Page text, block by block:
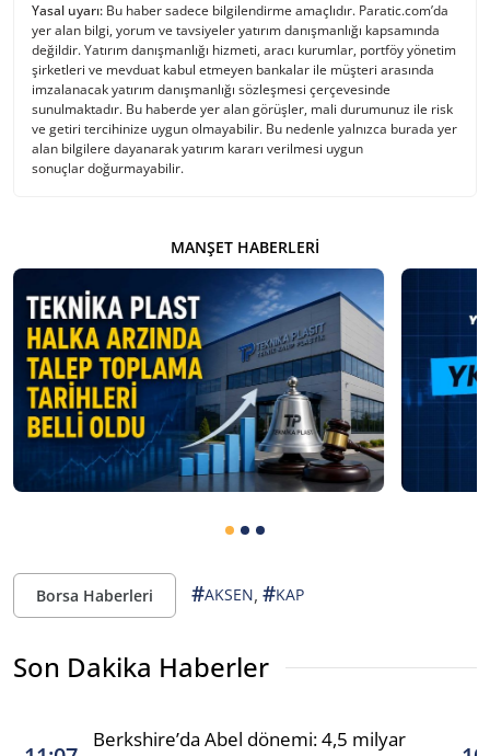
Yasal uyarı: Bu haber sadece bilgilendirme amaçlıdır. Paratic.com’da
yer alan bilgi, yorum ve tavsiyeler yatırım danışmanlığı kapsamında
değildir. Yatırım danışmanlığı hizmeti, aracı kurumlar, portföy yönetim
şirketleri ve mevduat kabul etmeyen bankalar ile müşteri arasında
imzalanacak yatırım danışmanlığı sözleşmesi çerçevesinde
sunulmaktadır. Bu haberde yer alan görüşler, mali durumunuz ile risk
ve getiri tercihinize uygun olmayabilir. Bu nedenle yalnızca burada yer
alan bilgilere dayanarak yatırım kararı verilmesi uygun
sonuçlar doğurmayabilir.
MANŞET HABERLERI
Borsa Haberleri #AKSEN, #KAP
Son Dakika Haberler
Berkshire’da Abel dönemi: 4,5 milyar